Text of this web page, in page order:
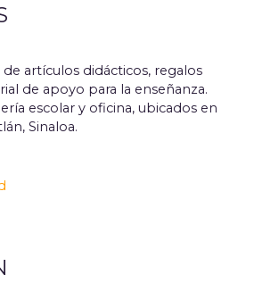
artículos didácticos, regalos
de apoyo para la enseñanza.
escolar y oficina, ubicados en
Sinaloa.